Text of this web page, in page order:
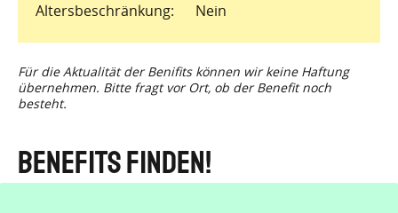
Altersbeschränkung
Nein
Für die Aktualität der Benifits können wir keine Haftung
übernehmen. Bitte fragt vor Ort, ob der Benefit noch
besteht.
Benefits finden!